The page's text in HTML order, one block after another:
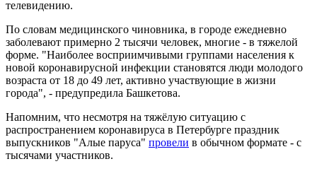
телевидению.
По словам медицинского чиновника, в городе ежедневно
заболевают примерно 2 тысячи человек, многие - в тяжелой
форме. "Наиболее восприимчивыми группами населения к
новой коронавирусной инфекции становятся люди молодого
возраста от 18 до 49 лет, активно участвующие в жизни
города", - предупредила Башкетова.
Напомним, что несмотря на тяжёлую ситуацию с
распространением коронавируса в Петербурге праздник
выпускников "Алые паруса" провели в обычном формате - с
тысячами участников.